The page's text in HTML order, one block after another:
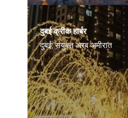
दुबई क्रीक हार्बर
दुबई, संयुक्त अरब अमीरात